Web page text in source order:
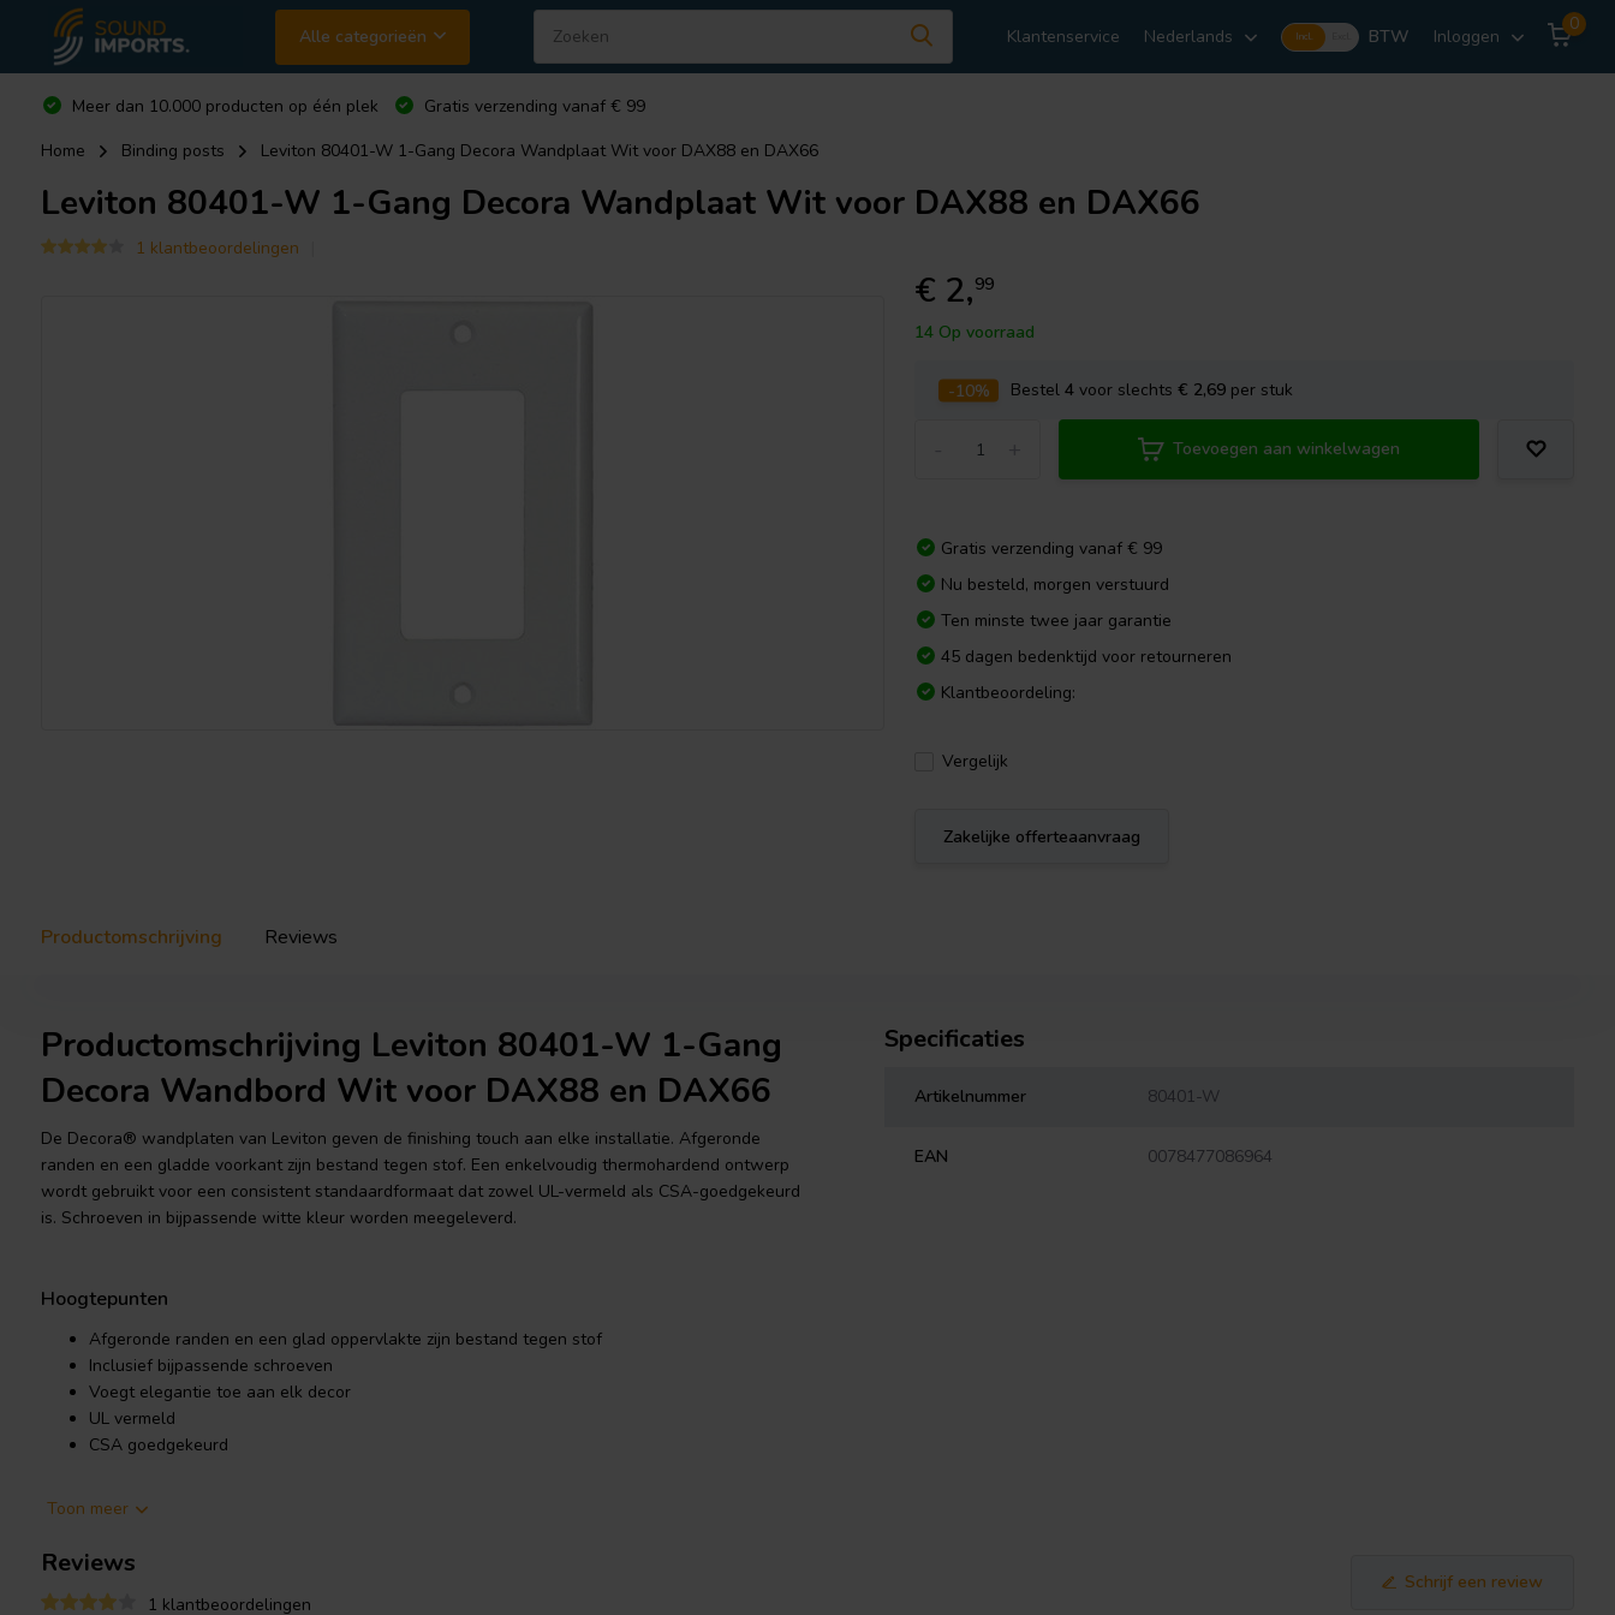
Alle categorieën Klantenservice Nederlands Incl. BTW Inloggen
0
Meer dan 10.000 producten op één plek
Gratis verzending vanaf € 99
Home
Binding posts Leviton 80401-W 1-Gang Decora Wandplaat Wit voor DAX88 en DAX66
Leviton 80401-W 1-Gang Decora Wandplaat Wit voor DAX88 en DAX66
1 klantbeoordelingen
€ 2,99
14 Op voorraad
-10% Bestel4 voor slechts€ 2,69 per stuk
Toevoegen aan winkelwagen
Gratis verzending vanaf € 99
Nu besteld, morgen verstuurd
Ten minste twee jaar garantie
45 dagen bedenktijd voor retourneren
Klantbeoordeling:
Vergelijk
Zakelijke offerteaanvraag
Productomschrijving Reviews
Productomschrijving Leviton 80401-W 1-Gang
Decora Wandbord Wit voor DAX88 en DAX66
De Decora® wandplaten van Leviton geven de finishing touch aan elke installatie. Afgeronde
randen en een gladde voorkant zijn bestand tegen stof. Een enkelvoudig thermohardend ontwerp
wordt gebruikt voor een consistent standaardformaat dat zowel UL-vermeld als CSA-goedgekeurd
is. Schroeven in bijpassende witte kleur worden meegeleverd.
Hoogtepunten
Afgeronde randen en een glad oppervlakte zijn bestand tegen stof
Inclusief bijpassende schroeven
Voegt elegantie toe aan elk decor
UL vermeld
CSA goedgekeurd
Product details
De Decora® wandplaten van Leviton geven de finishing touch aan elke installatie. Afgeronde
Toon meer
Specificaties
Artikelnummer 80401-W
EAN 0078477086964
Reviews
1 klantbeoordelingen
Schrijf een review